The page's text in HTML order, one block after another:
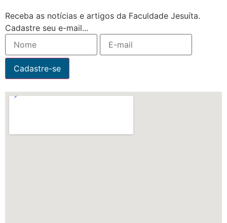
Receba as notícias e artigos da Faculdade Jesuíta.
Cadastre seu e-mail...